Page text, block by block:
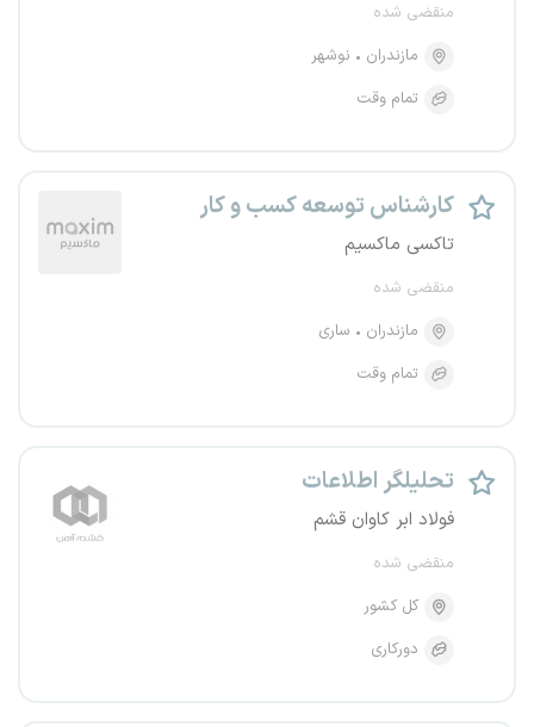
منقضی شده
مازندران
نوشهر
تمام وقت
کارشناس توسعه کسب و کار
تاکسی ماکسیم
منقضی شده
مازندران
ساری
تمام وقت
تحلیلگر اطلاعات
فولاد ابر کاوان قشم
منقضی شده
کل کشور
دورکاری